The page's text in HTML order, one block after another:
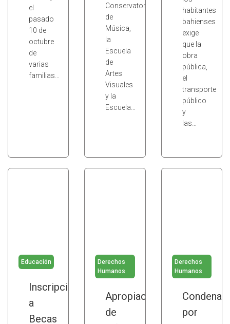
el
pasado
10 de
octubre
de
varias
familias…
Conservatorio
de
Música,
la
Escuela
de
Artes
Visuales
y la
Escuela…
habitantes
bahienses
exige
que la
obra
pública,
el
transporte
público
y
las…
Educación
Inscripción
a
Becas
Derechos
Humanos
Apropiación
de
Derechos
Humanos
Condena
por